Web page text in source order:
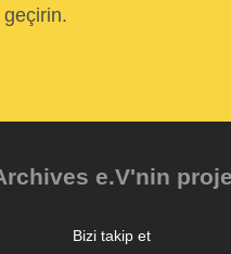
geçirin.
e.V'nin
Bizi takip et